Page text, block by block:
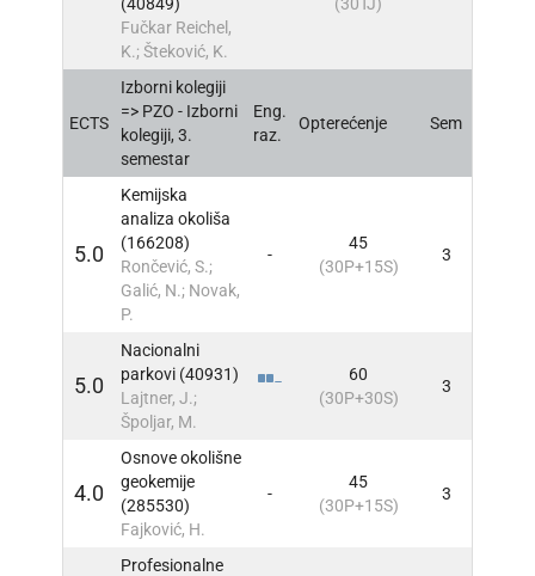
Fučkar Reichel,
K.; Šteković, K.
ECTS
Izborni kolegiji
=> PZO - Izborni
kolegiji, 3.
semestar
Eng.
raz.
Opterećenje Sem
5.0
Kemijska
analiza okoliša
(166208)
Rončević, S.;
Galić, N.; Novak,
P.
-
45
(30P+15S)
3
5.0
Nacionalni
parkovi (40931)
Lajtner, J.;
Špoljar, M.
60
(30P+30S)
3
4.0
Osnove okolišne
geokemije
(285530)
Fajković, H.
-
45
(30P+15S)
3
Profesionalne